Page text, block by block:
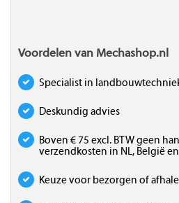
Voordelen van Mechashop.nl
Specialist in
Deskundig advies
Boven € 75 excl. BTW geen
verzendkosten in NL, België
Keuze voor bezorgen of